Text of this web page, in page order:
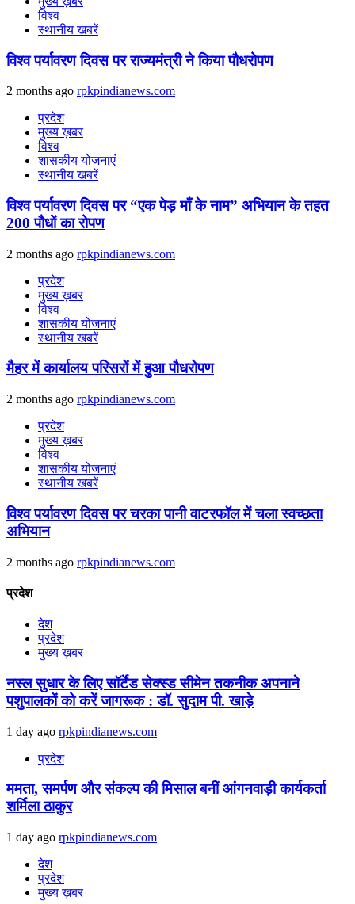
विश्व
स्थानीय खबरें
विश्व पर्यावरण दिवस पर राज्यमंत्री ने किया पौधरोपण
2 months ago rpkpindianews.com
प्रदेश
मुख्य ख़बर
विश्व
शासकीय योजनाएं
स्थानीय खबरें
विश्व पर्यावरण दिवस पर “एक पेड़ माँ के नाम” अभियान के तहत
200 पौधों का रोपण
2 months ago rpkpindianews.com
प्रदेश
मुख्य ख़बर
विश्व
शासकीय योजनाएं
स्थानीय खबरें
मैहर में कार्यालय परिसरों में हुआ पौधरोपण
2 months ago rpkpindianews.com
प्रदेश
मुख्य ख़बर
विश्व
शासकीय योजनाएं
स्थानीय खबरें
विश्व पर्यावरण दिवस पर चरका पानी वाटरफॉल में चला स्वच्छता
अभियान
2 months ago rpkpindianews.com
प्रदेश
देश
प्रदेश
मुख्य ख़बर
नस्ल सुधार के लिए सॉर्टेड सेक्स्ड सीमेन तकनीक अपनाने
पशुपालकों को करें जागरूक : डॉ. सुदाम पी. खाड़े
1 day ago rpkpindianews.com
प्रदेश
ममता, समर्पण और संकल्प की मिसाल बनीं आंगनवाड़ी कार्यकर्ता
शर्मिला ठाकुर
1 day ago rpkpindianews.com
देश
प्रदेश
मुख्य ख़बर